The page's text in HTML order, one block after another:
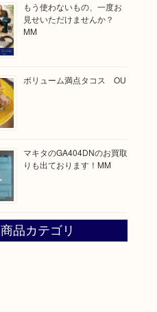
もう使わないもの、一度お
見せいただけませんか？
MM
ボリューム満点タコス OU
マキタのGA404DNのお買取
りも出ております！MM
商品カテゴリ